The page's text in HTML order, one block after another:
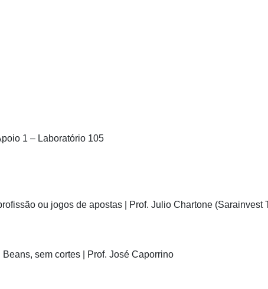
1 – Laboratório 105
ou jogos de apostas | Prof. Julio Chartone (Sarainvest
Beans, sem cortes | Prof. José Caporrino